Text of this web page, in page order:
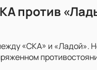
против
«СКА» и «Ладой».